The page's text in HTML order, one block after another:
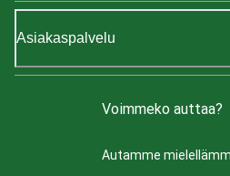
Asiakaspalvelu
Voimmeko auttaa?
Autamme